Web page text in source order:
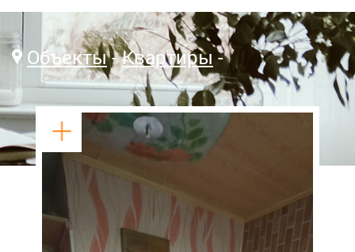
Объекты Квартиры